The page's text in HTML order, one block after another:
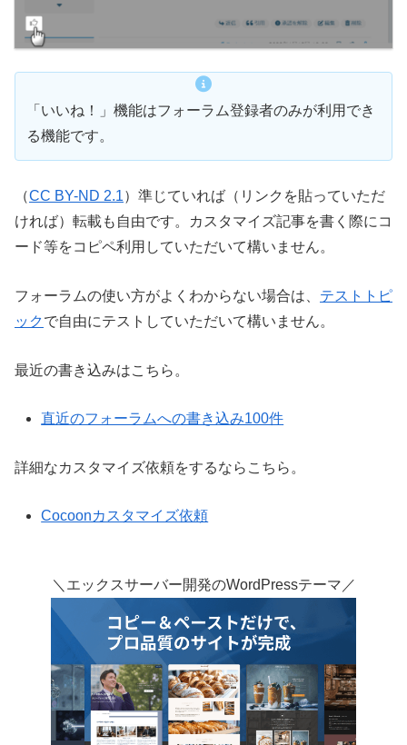
「いいね！」機能はフォーラム登録者のみが利用でき
る機能です。
（CC BY-ND 2.1）準じていれば（リンクを貼っていただ
ければ）転載も自由です。カスタマイズ記事を書く際にコ
ード等をコピペ利用していただいて構いません。
フォーラムの使い方がよくわからない場合は、 テストトピ
ックで自由にテストしていただいて構いません。
最近の書き込みはこちら。
直近のフォーラムへの書き込み100件
詳細なカスタマイズ依頼をするならこちら。
Cocoonカスタマイズ依頼
＼エックスサーバー開発のWordPressテーマ／